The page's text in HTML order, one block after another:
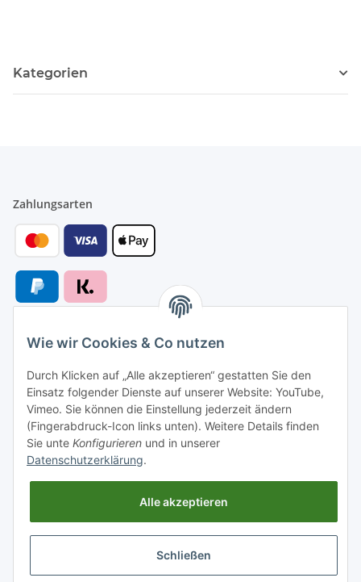
Kategorien
Zahlungsarten
Versandarten
Versand nach
Gesetzliche Informationen
Wie wir Cookies & Co nutzen
Durch Klicken auf „Alle akzeptieren“ gestatten Sie den
Einsatz folgender Dienste auf unserer Website: YouTube,
Vimeo. Sie können die Einstellung jederzeit ändern
(Fingerabdruck-Icon links unten). Weitere Details finden
Sie unte Konfigurieren und in unserer
Datenschutzerklärung.
Alle akzeptieren
Schließen